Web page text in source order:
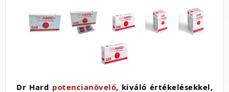
Dr Hard potencianövelő, kiváló értékelésekkel,